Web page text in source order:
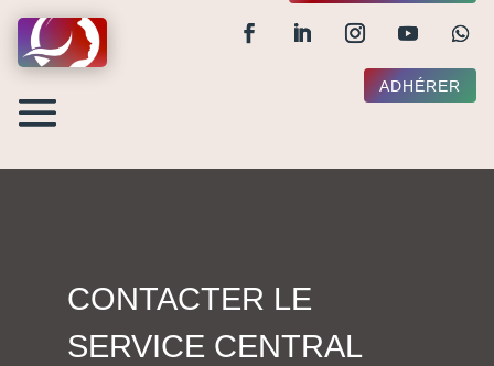
ADHÉRER
CONTACTER LE
SERVICE CENTRAL